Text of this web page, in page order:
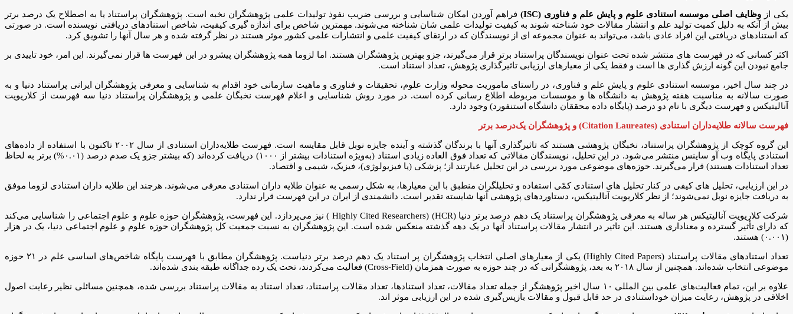
یکی از وظایف اصلی موسسه استنادی علوم و پایش علم و فناوری (ISC)
فراهم آوردن امکان شناسایی و بررسی ضریب نفوذ تولیدات علمی پژوهشگران نخبه است. پژوهشگران پراستناد یا به اصطلاح یک درصد برتر
بیش از آنکه به دلیل کمیت تولید علم و انتشار مقالات خود شناخته شوند به کیفیت تولیدات علمی شان شناخته می‌شوند. مهمترین شاخص برای اندازه گیری کیفیت، شاخص استنادهای دریافتی نویسنده است. در صورتی
که استنادهای دریافتی این افراد عادی باشد، می‌تواند به عنوان مجموعه ای از نویسندگان که در ارتقای کیفیت علمی و انتشارات علمی کشور موثر هستند در نظر گرفته شده و هر سال آنها را تشویق کرد.
اکثر کسانی که در فهرست های منتشر شده تحت عنوان نویسندگان پراستناد برتر قرار می‌گیرند، جزو بهترین پژوهشگران هستند. اما لزوما همه پژوهشگران پیشرو در این فهرست ها قرار نمی‌گیرند. این امر، خود تاییدی بر
جامع نبودن این گونه ارزش گذاری ها است و فقط یکی از معیارهای ارزیابی تاثیرگذاری پژوهش، تعداد استناد است.
در چند سال اخیر، موسسه استنادی علوم و پایش علم و فناوری، در راستای ماموریت محوله وزارت علوم، تحقیقات و فناوری و ماهیت سازمانی خود اقدام به شناسایی و معرفی پژوهشگران ایرانی پراستناد دنیا و به
صورت سالانه به مناسبت هفته پژوهش به دانشگاه ها و موسسات مربوطه اطلاع رسانی کرده است. در مورد روش شناسایی و اعلام فهرست نخبگان علمی و پژوهشگران پراستناد دنیا سه فهرست از کلاریویت
آنالیتیکس و فهرست دیگری با نام دو درصد (پایگاه داده محققان دانشگاه استنفورد) وجود دارد.
فهرست سالانه طلایه‌داران استنادی (Citation Laureates) و پژوهشگران یک‌درصد برتر
این گروه کوچک از پژوهشگران پراستناد، نخبگان پژوهشی هستند که تاثیرگذاری آنها با برندگان گذشته و آینده جایزه نوبل قابل مقایسه است. فهرست طلایه‌داران استنادی از سال ۲۰۰۲ تاکنون با استفاده از داده‌های
استنادی پایگاه وب آو ساینس منتشر می‌شود. در این تحلیل، نویسندگان مقالاتی که تعداد فوق العاده زیادی استناد (به‌ویژه استنادات بیشتر از ۱۰۰۰) دریافت کرده‌اند (که بیشتر جزو یک صدم درصد (۰.۰۱%) برتر به لحاظ
تعداد استنادات هستند) قرار می‌گیرند. حوزه‌های موضوعی مورد بررسی در این تحلیل عبارتند از؛ پزشکی (یا فیزیولوژی)، فیزیک، شیمی و اقتصاد.
در این ارزیابی، تحلیل های کیفی در کنار تحلیل های استنادی کمّی استفاده و تحلیلگران منطبق با این معیارها، به شکل رسمی به عنوان طلایه داران استنادی معرفی می‌شوند. هرچند این طلایه داران استنادی لزوما موفق
به دریافت جایزه نوبل نمی‌شوند؛ از نظر کلاریویت آنالیتیکس، دستاوردهای پژوهشی آنها شایسته تقدیر است. دانشمندی از ایران در این فهرست قرار ندارد.
شرکت کلاریویت آنالیتیکس هر ساله به معرفی پژوهشگران پراستناد یک دهم درصد برتر دنیا (HCR) (Highly Cited Researchers ) نیز می‌پردازد. این فهرست، پژوهشگران حوزه علوم و علوم اجتماعی را شناسایی می‌کند
که دارای تأثیر گسترده و معناداری هستند. این تاثیر در انتشار مقالات پراستناد آنها در یک دهه گذشته منعکس شده است. این پژوهشگران به نسبت جمعیت کل پژوهشگران حوزه علوم و علوم اجتماعی دنیا، یک در هزار
(۰.۰۰۱) هستند.
تعداد استنادهای مقالات پراستناد (Highly Cited Papers) یکی از معیارهای اصلی انتخاب پژوهشگران پر استناد یک دهم درصد برتر دنیاست. پژوهشگران مطابق با فهرست پایگاه شاخص‌های اساسی علم در ۲۱ حوزه
موضوعی انتخاب شده‌اند. همچنین از سال ۲۰۱۸ به بعد، پژوهشگرانی که در چند حوزه به صورت همزمان (Cross-Field) فعالیت می‌کردند، تحت یک رده جداگانه طبقه بندی شده‌اند.
علاوه بر این، تمام فعالیت‌های علمی بین المللی ۱۰ سال اخیر پژوهشگر از جمله تعداد مقالات، تعداد استنادها، تعداد مقالات پراستناد، تعداد استناد به مقالات پراستناد بررسی شده، همچنین مسائلی نظیر رعایت اصول
اخلاقی در پژوهش، رعایت میزان خوداستنادی در حد قابل قبول و مقالات بازپس‌گیری شده در این ارزیابی موثر اند.